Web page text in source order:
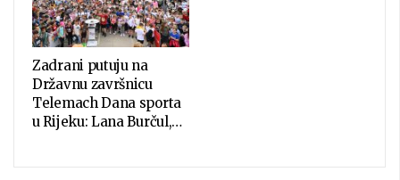
Zadrani putuju na
Državnu završnicu
Telemach Dana sporta
u Rijeku: Lana Burčul,…